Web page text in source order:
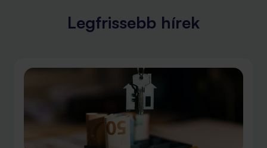
Legfrissebb hírek